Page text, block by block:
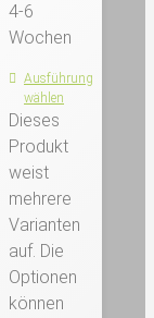
4-6
Wochen
Ausführung
wählen
Dieses
Produkt
weist
mehrere
Varianten
auf. Die
Optionen
können